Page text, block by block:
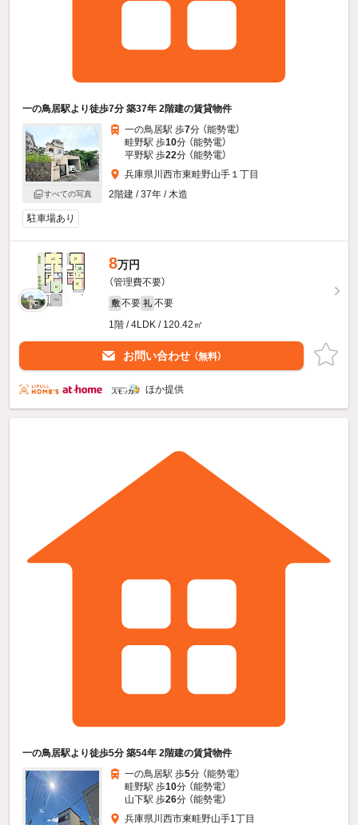
一の鳥居駅より徒歩7分 築37年 2階建の賃貸物件
すべての写真
一の鳥居駅 歩7分 （能勢電）
畦野駅 歩10分 （能勢電）
平野駅 歩22分 （能勢電）
兵庫県川西市東畦野山手１丁目
2階建 / 37年 / 木造
駐車場あり
8万円
（管理費不要）
敷 不要 礼 不要
1階 / 4LDK / 120.42㎡
お問い合わせ （無料）
ほか提供
一の鳥居駅より徒歩5分 築54年 2階建の賃貸物件
一の鳥居駅 歩5分 （能勢電）
畦野駅 歩10分 （能勢電）
山下駅 歩26分 （能勢電）
兵庫県川西市東畦野山手1丁目